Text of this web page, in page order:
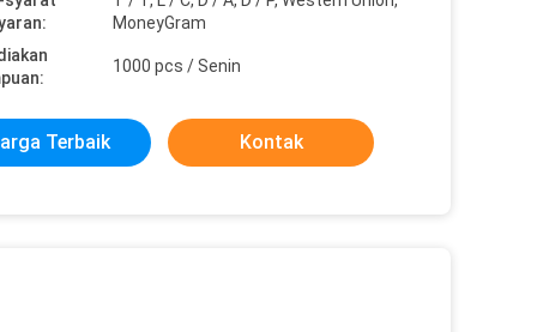
MoneyGram
1000 pcs / Senin
Terbaik Kontak